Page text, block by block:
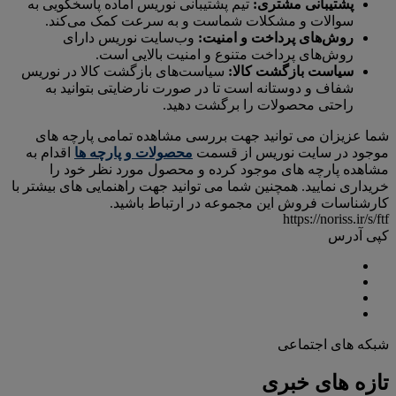
پشتیبانی مشتری: تیم پشتیبانی نوریس آماده پاسخگویی به
سوالات و مشکلات شماست و به سرعت کمک می‌کند.
روش‌های پرداخت و امنیت: وب‌سایت نوریس دارای
روش‌های پرداخت متنوع و امنیت بالایی است.
سیاست بازگشت کالا: سیاست‌های بازگشت کالا در نوریس
شفاف و دوستانه است تا در صورت نارضایتی بتوانید به
راحتی محصولات را برگشت دهید.
شما عزیزان می توانید جهت بررسی مشاهده تمامی پارچه های
موجود در سایت نوریس از قسمت محصولات و پارچه ها اقدام به
مشاهده پارچه های موجود کرده و محصول مورد نظر خود را
خریداری نمایید. همچنین شما می توانید جهت راهنمایی های بیشتر با
کارشناسات فروش این مجموعه در ارتباط باشید.
https://noriss.ir/s/ftf
کپی آدرس
شبکه های اجتماعی
تازه های خبری